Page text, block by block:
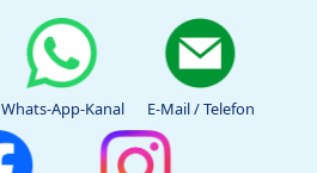
Whats-App-Kanal E-Mail / Telefon